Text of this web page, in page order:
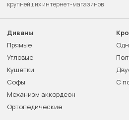
крупнейших интернет-магазинов
Диваны
Прямые
Угловые
Кушетки
Софы
Механизм аккордеон
Ортопедические
С